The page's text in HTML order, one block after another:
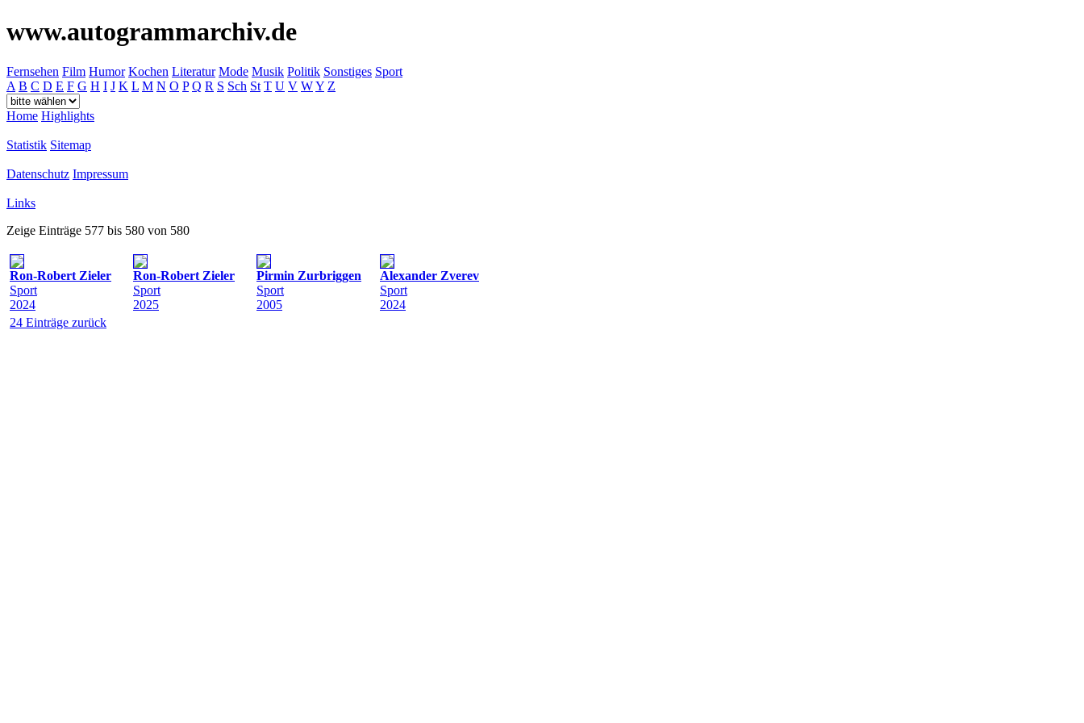
www.autogrammarchiv.de
Fernsehen Film Humor Kochen Literatur Mode Musik Politik Sonstiges Sport
A B C D E F G H I J K L M N O P Q R S Sch St T U V WY Z
Home Highlights
Statistik Sitemap
Datenschutz Impressum
Links
Zeige Einträge 577 bis 580 von 580
Ron-Robert Zieler
Sport
2024
Ron-Robert Zieler
Sport
2025
Pirmin Zurbriggen
Sport
2005
Alexander Zverev
Sport
2024
24 Einträge zurück